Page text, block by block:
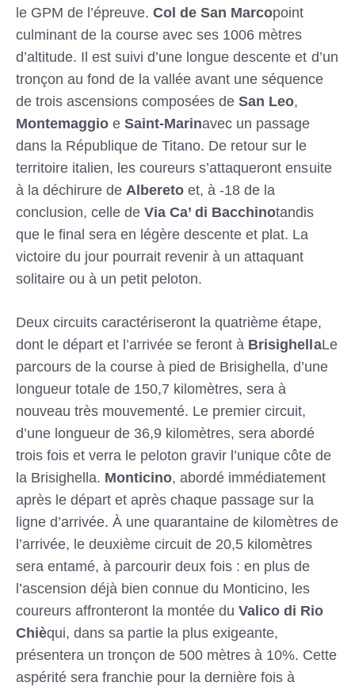
le GPM de l’épreuve.Col de San Marcopoint
culminant de la course avec ses 1006 mètres
d’altitude. Il est suivi d’une longue descente et d’un
tronçon au fond de la vallée avant une séquence
de trois ascensions composées deSan Leo,
Montemaggio eSaint-Marinavec un passage
dans la République de Titano. De retour sur le
territoire italien, les coureurs s’attaqueront ensuite
à la déchirure deAlbereto et, à -18 de la
conclusion, celle deVia Ca’ di Bacchinotandis
que le final sera en légère descente et plat. La
victoire du jour pourrait revenir à un attaquant
solitaire ou à un petit peloton.
Deux circuits caractériseront la quatrième étape,
dont le départ et l’arrivée se feront à BrisighellaLe
parcours de la course à pied de Brisighella, d’une
longueur totale de 150,7 kilomètres, sera à
nouveau très mouvementé. Le premier circuit,
d’une longueur de 36,9 kilomètres, sera abordé
trois fois et verra le peloton gravir l’unique côte de
la Brisighella. Monticino, abordé immédiatement
après le départ et après chaque passage sur la
ligne d’arrivée. À une quarantaine de kilomètres de
l’arrivée, le deuxième circuit de 20,5 kilomètres
sera entamé, à parcourir deux fois : en plus de
l’ascension déjà bien connue du Monticino, les
coureurs affronteront la montée duValico di Rio
Chièqui, dans sa partie la plus exigeante,
présentera un tronçon de 500 mètres à 10%. Cette
aspérité sera franchie pour la dernière fois à